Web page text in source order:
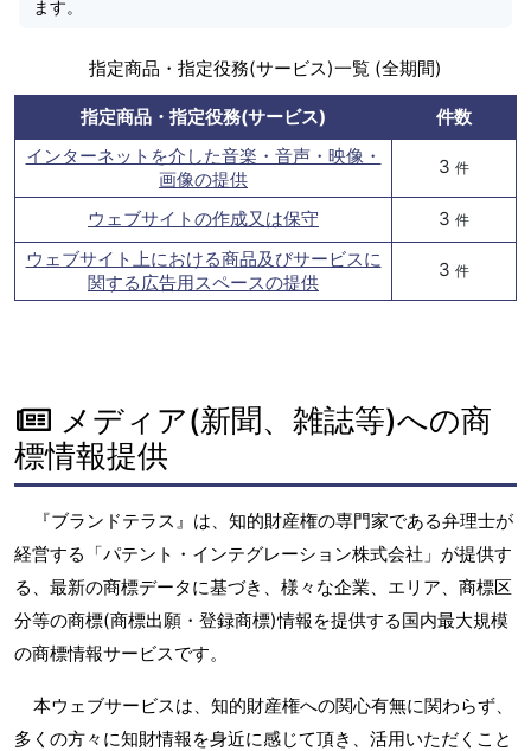
ます。
指定商品・指定役務(サービス)一覧 (全期間)
指定商品・指定役務(サービス)
件数
インターネットを介した音楽・音声・映像・
画像の提供
3 件
ウェブサイトの作成又は保守 3 件
ウェブサイト上における商品及びサービスに
関する広告用スペースの提供
3 件
メディア(新聞、雑誌等)への商
標情報提供
『ブランドテラス』は、知的財産権の専門家である弁理士が
経営する「パテント・インテグレーション株式会社」が提供す
る、最新の商標データに基づき、様々な企業、エリア、商標区
分等の商標(商標出願・登録商標)情報を提供する国内最大規模
の商標情報サービスです。
本ウェブサービスは、知的財産権への関心有無に関わらず、
多くの方々に知財情報を身近に感じて頂き、活用いただくこと